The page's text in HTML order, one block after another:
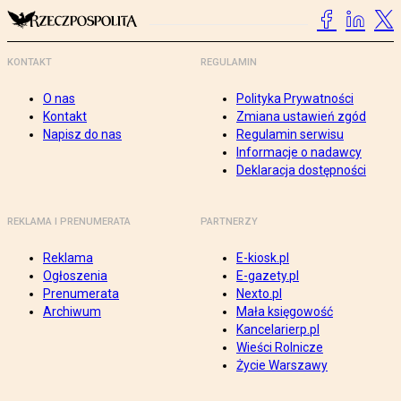
KONTAKT
O nas
Kontakt
Napisz do nas
REGULAMIN
Polityka Prywatności
Zmiana ustawień zgód
Regulamin serwisu
Informacje o nadawcy
Deklaracja dostępności
REKLAMA I PRENUMERATA
Reklama
Ogłoszenia
Prenumerata
Archiwum
PARTNERZY
E-kiosk.pl
E-gazety.pl
Nexto.pl
Mała księgowość
Kancelarierp.pl
Wieści Rolnicze
Życie Warszawy